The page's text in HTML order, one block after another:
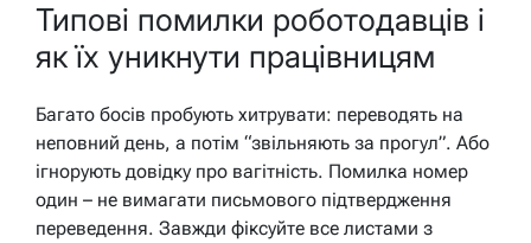
Типові помилки роботодавців і
як їх уникнути працівницям
Багато босів пробують хитрувати: переводять на
неповний день, а потім “звільняють за прогул”. Або
ігнорують довідку про вагітність. Помилка номер
один – не вимагати письмового підтвердження
переведення. Завжди фіксуйте все листами з